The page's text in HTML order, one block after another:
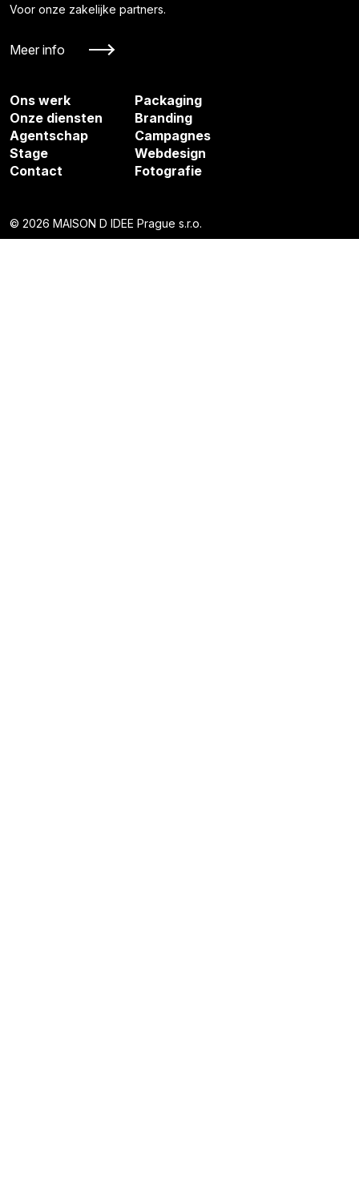
Voor onze zakelijke partners.
Meer info
Ons werk
Onze diensten
Agentschap
Stage
Contact
Packaging
Branding
Campagnes
Webdesign
Fotografie
© 2026 MAISON D IDEE Prague s.r.o.